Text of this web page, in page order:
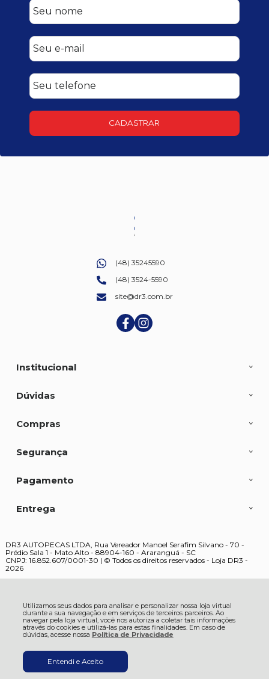
Utilizamos seus dados para analisar e personalizar nossa loja virtual
durante a sua navegação e em serviços de terceiros parceiros. Ao
navegar pela loja virtual, você nos autoriza a coletar tais informações
através do cookies e utilizá-las para estas finalidades. Em caso de
dúvidas, acesse nossa Política de Privacidade
Entendi e Aceito
CADASTRAR
(48) 35245590
(48) 3524-5590
site@dr3.com.br
Institucional
Dúvidas
Compras
Segurança
Pagamento
Entrega
DR3 AUTOPECAS LTDA, Rua Vereador Manoel Serafim Silvano - 70 -
Prédio Sala 1 - Mato Alto - 88904-160 - Araranguá - SC
CNPJ: 16.852.607/0001-30 | © Todos os direitos reservados - Loja DR3 -
2026